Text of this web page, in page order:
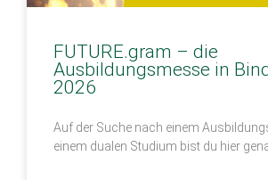
FUTURE.gram – die
Ausbildungsmesse in
2026
Auf der Suche nach einem
einem dualen Studium bist du hier